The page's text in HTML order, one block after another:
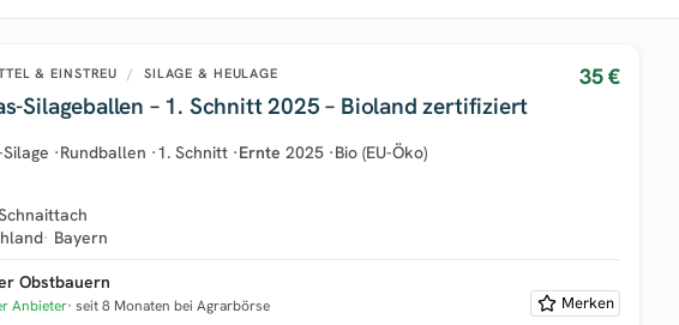
& EINSTREU / SILAGE & HEULAGE
Silageballen – 1. Schnitt 2025 – Bioland zertifiziert
35 €
·Rundballen ·1. Schnitt ·Ernte 2025 ·Bio (EU-Öko)
Bayern
Obstbauern
Anbieter seit 8 Monaten bei Agrarbörse Merken